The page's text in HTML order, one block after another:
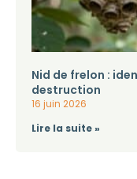
Nid de frelon :
destruction
16 juin 2026
Lire la suite »